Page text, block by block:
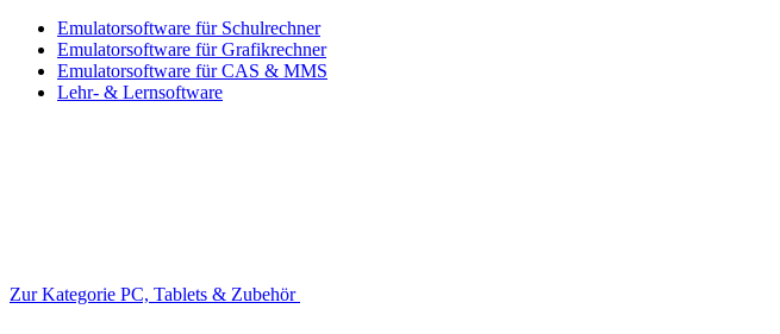
Emulatorsoftware für Schulrechner
Emulatorsoftware für Grafikrechner
Emulatorsoftware für CAS & MMS
Lehr- & Lernsoftware
Zur Kategorie PC, Tablets & Zubehör